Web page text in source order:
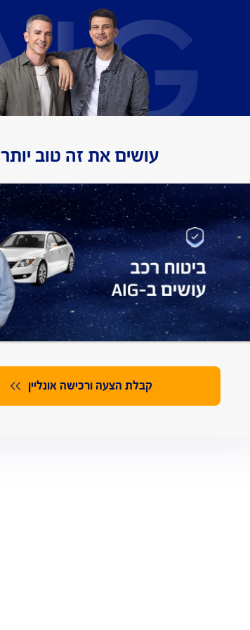
עושים את זה טוב יותר
קבלת הצעה ורכישה אונליין